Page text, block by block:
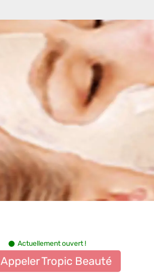
Actuellement ouvert !
Appeler Tropic Beauté